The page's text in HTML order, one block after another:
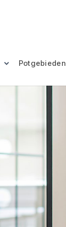
Potgebieden